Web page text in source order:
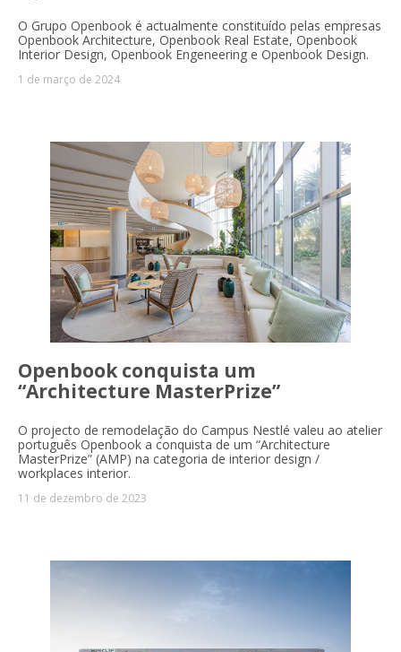
O Grupo Openbook é actualmente constituído pelas empresas
Openbook Architecture, Openbook Real Estate, Openbook
Interior Design, Openbook Engeneering e Openbook Design.
1 de março de 2024
Openbook conquista um
“Architecture MasterPrize”
O projecto de remodelação do Campus Nestlé valeu ao atelier
português Openbook a conquista de um “Architecture
MasterPrize” (AMP) na categoria de interior design /
workplaces interior.
11 de dezembro de 2023